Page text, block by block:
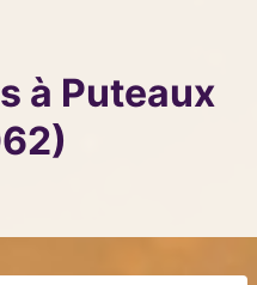
à Puteaux